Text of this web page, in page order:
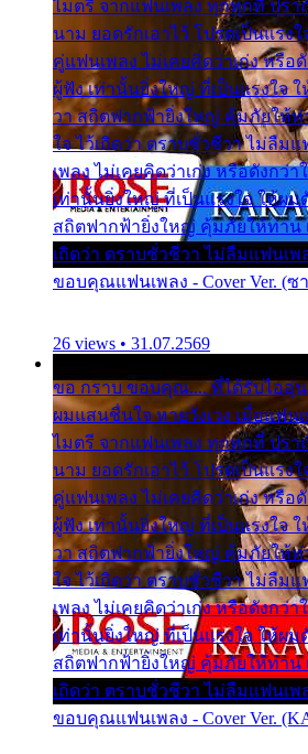
ไมตรี จากแฟนเพลง ทุกทุกที่ ปร
นาม ยอดรักเอาไว้ โปรดเป็นแรง
คู่แฟนเพลง ไม่เคยคิดว่าเก่ง หรื
ผู้ฟัง เท่านั้นยิ่งใหญ่ ที่เป็นแรงใจ
วา สถิตฟากฟ้ายิ่งใหญ่ คุ้มภัยให้ท่
ใจ ไว้เถิดว่า ตราบชั่วชีวา ไม่ลืม
เพลง ไม่เคยคิดว่าเก่ง หรือดังกว่
เท่านั้นยิ่งใหญ่ ที่เป็นแรงใจ ให้ผม
สถิตฟากฟ้ายิ่งใหญ่ คุ้มภัยให้ท่าน
เถิดว่า ตราบชั่วชีวา ไม่ลืมแฟนเพ
ขอบคุณแฟนเพลง - Cover Ver. (ซ
26 views • 31.07.2569
ขอ กราบ ขอบคุณ.... ที่ได้รับไออุ่
ผมแสนชื่นใจ หายวังเวง เมื่อแฟน
ไมตรี จากแฟนเพลง ทุกทุกที่ ปร
นาม ยอดรักเอาไว้ โปรดเป็นแรง
คู่แฟนเพลง ไม่เคยคิดว่าเก่ง หรื
ผู้ฟัง เท่านั้นยิ่งใหญ่ ที่เป็นแรงใจ
วา สถิตฟากฟ้ายิ่งใหญ่ คุ้มภัยให้ท่
ใจ ไว้เถิดว่า ตราบชั่วชีวา ไม่ลืม
เพลง ไม่เคยคิดว่าเก่ง หรือดังกว่
เท่านั้นยิ่งใหญ่ ที่เป็นแรงใจ ให้ผม
สถิตฟากฟ้ายิ่งใหญ่ คุ้มภัยให้ท่าน
เถิดว่า ตราบชั่วชีวา ไม่ลืมแฟนเพ
ขอบคุณแฟนเพลง - Cover Ver.